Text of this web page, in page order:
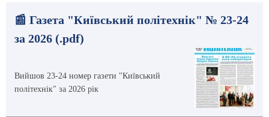
📰 Газета "Київський політехнік" № 23-24
за 2026 (.pdf)
Вийшов 23-24 номер газети "Київський
політехнік" за 2026 рік